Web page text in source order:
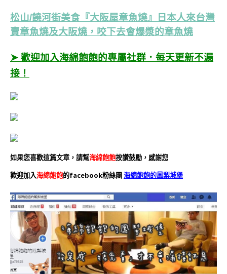
松山/饒河街美食『大阪屋章魚燒』日本人來台灣
賣章魚燒及大阪燒，咬下去會爆漿的章魚燒
➤ 歡迎加入海綿飽飽的專屬社群．每天更新不漏
接！
如果您喜歡這篇文章，請幫海綿飽飽按讚鼓勵，感謝您
歡迎加入海綿飽飽的facebook粉絲團海綿飽飽的鳳梨城堡